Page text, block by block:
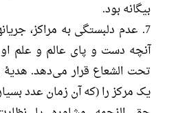
بیگانه بود.
7. عدم دلبستگی به مراکز،
آنچه دست و پای عالم و علم او
تحت الشعاع قرار می‌دهد.
یک مرکز را (که آن زمان عدد